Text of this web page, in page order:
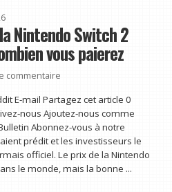
Nintendo Switch 2
vous paierez
commentaire
E-mail Partagez cet article 0
nous Ajoutez-nous comme
Abonnez-vous à notre
prédit et les investisseurs le
officiel. Le prix de la Nintendo
le monde, mais la bonne ...